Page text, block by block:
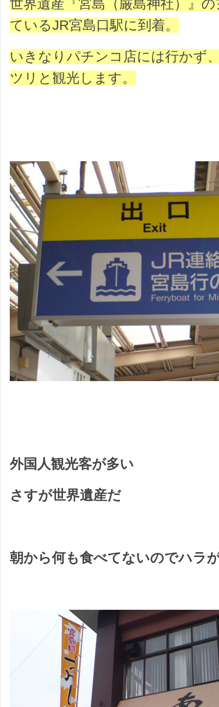
世界遺産『宮島（厳島神社）』
ているJR宮島口駅に到着。
いきなりパチンコ店には行かず
ツリと観光します。
外国人観光客が多い
さすが世界遺産だ
朝から何も食べてないのでハラ